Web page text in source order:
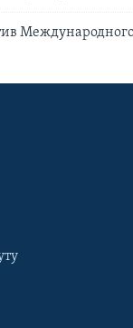
Международного